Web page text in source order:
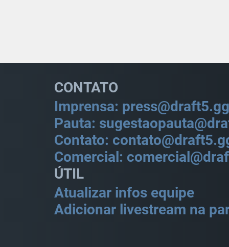
CONTATO
Imprensa: press@draft5.gg
Pauta:
Contato:
Comercial:
ÚTIL
Atualizar infos equipe
Adicionar livestream na